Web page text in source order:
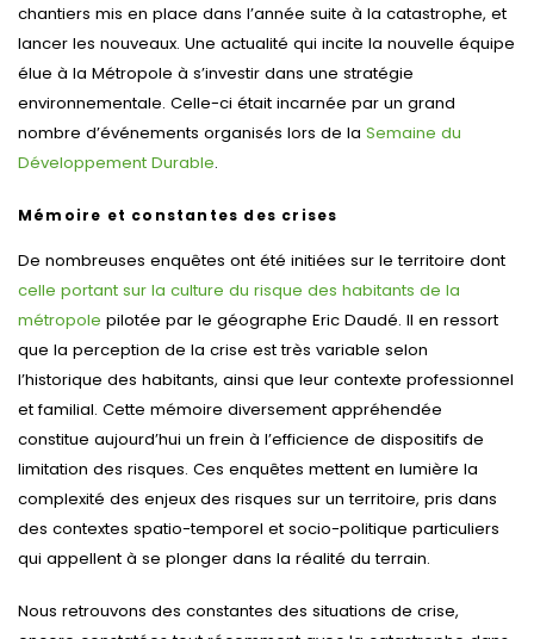
chantiers mis en place dans l’année suite à la catastrophe, et
lancer les nouveaux. Une actualité qui incite la nouvelle équipe
élue à la Métropole à s’investir dans une stratégie
environnementale. Celle-ci était incarnée par un grand
nombre d’événements organisés lors de la Semaine du
Développement Durable.
Mémoire et constantes des crises
De nombreuses enquêtes ont été initiées sur le territoire dont
celle portant sur la culture du risque des habitants de la
métropole pilotée par le géographe Eric Daudé. Il en ressort
que la perception de la crise est très variable selon
l’historique des habitants, ainsi que leur contexte professionnel
et familial. Cette mémoire diversement appréhendée
constitue aujourd’hui un frein à l’efficience de dispositifs de
limitation des risques. Ces enquêtes mettent en lumière la
complexité des enjeux des risques sur un territoire, pris dans
des contextes spatio-temporel et socio-politique particuliers
qui appellent à se plonger dans la réalité du terrain.
Nous retrouvons des constantes des situations de crise,